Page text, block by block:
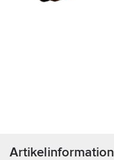
Artikelinformation